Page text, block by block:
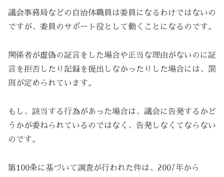
議会事務局などの自治体職員は委員になるわけではないの
ですが、委員のサポート役として動くことになるのです。
関係者が虚偽の証言をした場合や正当な理由がないのに証
言を拒否したり記録を提出しなかったりした場合には、罰
則が定められています。
もし、該当する行為があった場合は、議会に告発するかど
うかが委ねられているのではなく、告発しなくてならない
のです。
第100条に基づいて調査が行われた件は、2007年から